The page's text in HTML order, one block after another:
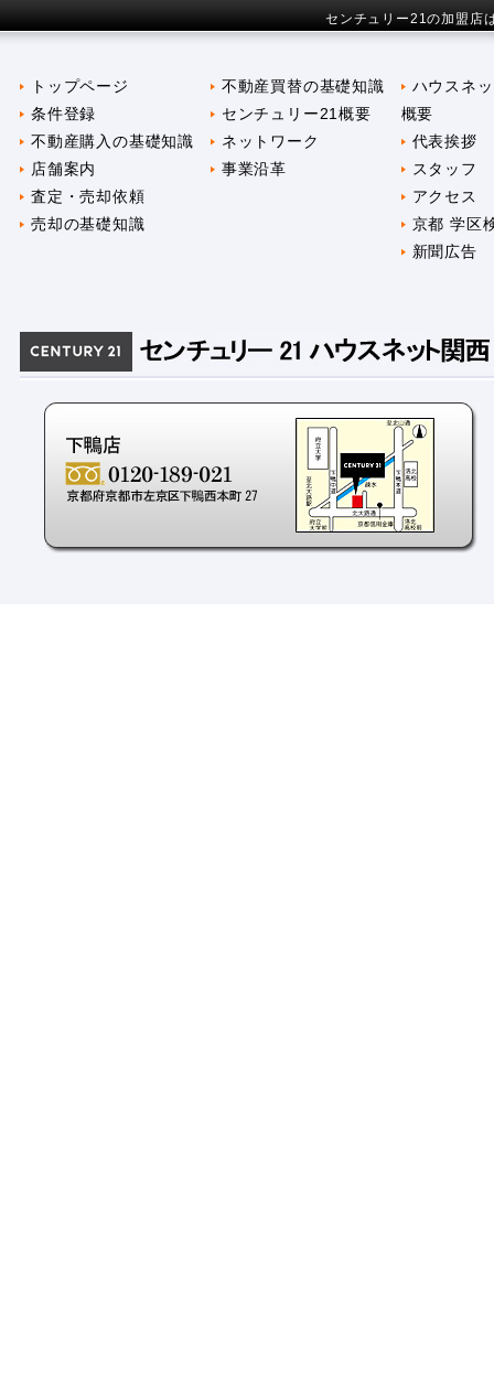
センチュリー21の加盟店
トップページ
条件登録
不動産購入の基礎知識
店舗案内
査定・売却依頼
売却の基礎知識
不動産買替の基礎知識
センチュリー21概要
ネットワーク
事業沿革
ハウスネ
概要
代表挨拶
スタッフ
アクセス
京都 学区
新聞広告